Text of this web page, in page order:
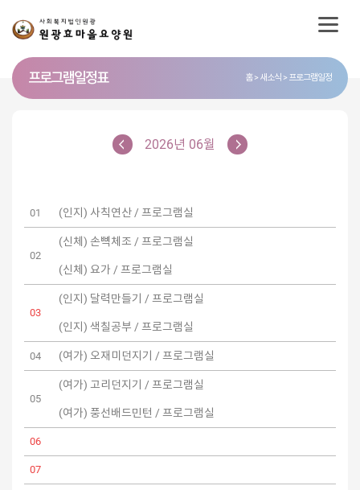
프로그램 일정표 홈 새소식 프로그램일정
2026년 06월
01 (인지) 사칙연산 / 프로그램실
02
(신체) 손뼉체조 / 프로그램실
(신체) 요가 / 프로그램실
03
(인지) 달력만들기 / 프로그램실
(인지) 색칠공부 / 프로그램실
04 (여가) 오재미던지기 / 프로그램실
05
(여가) 고리던지기 / 프로그램실
(여가) 풍선배드민턴 / 프로그램실
06
07